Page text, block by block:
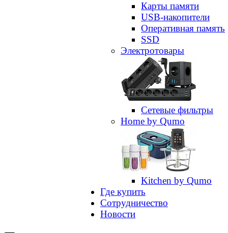
Карты памяти
USB-накопители
Оперативная память
SSD
Электротовары
Сетевые фильтры
Home by Qumo
Kitchen by Qumo
Где купить
Сотрудничество
Новости